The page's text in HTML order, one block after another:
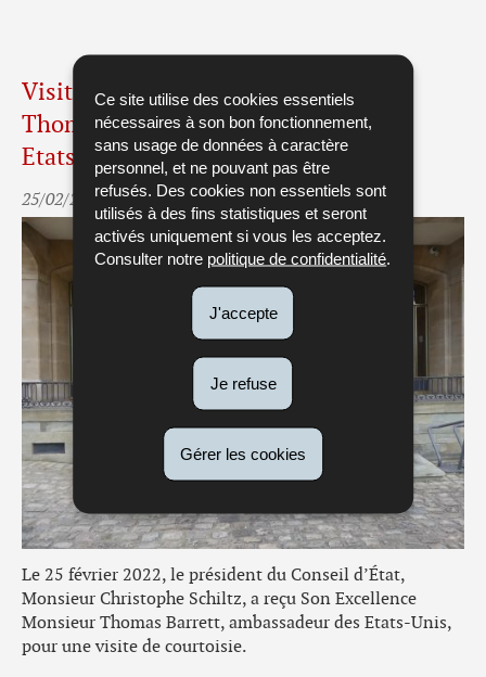
Ce site utilise des cookies essentiels
nécessaires à son bon fonctionnement,
sans usage de données à caractère
personnel, et ne pouvant pas être
refusés. Des cookies non essentiels sont
utilisés à des fins statistiques et seront
activés uniquement si vous les acceptez.
Consulter notre politique de confidentialité
J'accepte
Je refuse
Gérer les cookies
Visite de Son Excellence Monsieur
Thomas BARRETT, ambassadeur des
Etats-Unis
25/02/2022
Le 25 février 2022, le président du Conseil d’État,
Monsieur Christophe Schiltz, a reçu Son Excellence
Monsieur Thomas Barrett, ambassadeur des Etats-Unis,
pour une visite de courtoisie.